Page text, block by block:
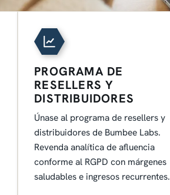
PROGRAMA DE
RESELLERS Y
DISTRIBUIDORES
Únase al programa de resellers y
distribuidores de Bumbee Labs.
Revenda analítica de afluencia
conforme al RGPD con márgenes
saludables e ingresos recurrentes.